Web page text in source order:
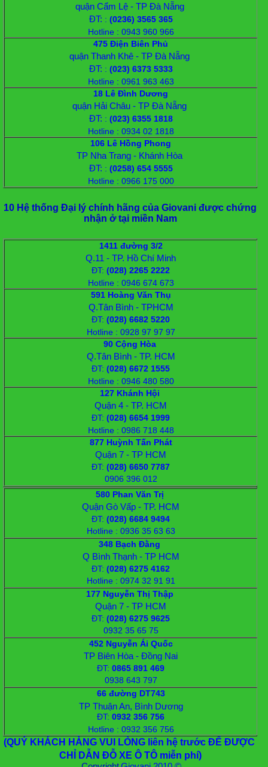
quận Cẩm Lệ - TP Đà Nẵng
ĐT: : (0236) 3565 365
Hotline : 0943 960 966
475 Điện Biên Phủ
quận Thanh Khê - TP Đà Nẵng
ĐT: : (023) 6373 5333
Hotline : 0961 963 463
18 Lê Đình Dương
quận Hải Châu - TP Đà Nẵng
ĐT: : (023) 6355 1818
Hotline : 0934 02 1818
106 Lê Hồng Phong
TP Nha Trang - Khánh Hòa
ĐT: : (0258) 654 5555
Hotline : 0966 175 000
10 Hệ thống Đại lý chính hãng của Giovani được chứng
nhận ở tại miền Nam
1411 đường 3/2
Q.11 - TP. Hồ Chí Minh
ĐT:(028) 2265 2222
Hotline : 0946 674 673
591 Hoàng Văn Thụ
Q.Tân Bình - TPHCM
ĐT:(028) 6682 5220
Hotline : 0928 97 97 97
90 Cộng Hòa
Q.Tân Bình - TP. HCM
ĐT:(028) 6672 1555
Hotline : 0946 480 580
127 Khánh Hội
Quận 4 - TP. HCM
ĐT:(028) 6654 1999
Hotline : 0986 718 448
877 Huỳnh Tấn Phát
Quận 7 - TP HCM
ĐT:(028) 6650 7787
0906 396 012
580 Phan Văn Trị
Quận Gò Vấp - TP. HCM
ĐT:(028) 6684 9494
Hotline : 0936 35 63 63
348 Bạch Đằng
Q Bình Thạnh - TP HCM
ĐT:(028) 6275 4162
Hotline : 0974 32 91 91
177 Nguyễn Thị Thập
Quận 7 - TP HCM
ĐT:(028) 6275 9625
0932 35 65 75
452 Nguyễn Ái Quốc
TP Biên Hòa - Đồng Nai
ĐT:0865 891 469
0938 643 797
66 đường DT743
TP Thuận An, Bình Dương
ĐT:0932 356 756
Hotline : 0932 356 756
(QUÝ KHÁCH HÀNG VUI LÒNG liên hệ trước ĐỂ ĐƯỢC
CHỈ DẪN ĐỖ XE Ô TÔ miễn phí)